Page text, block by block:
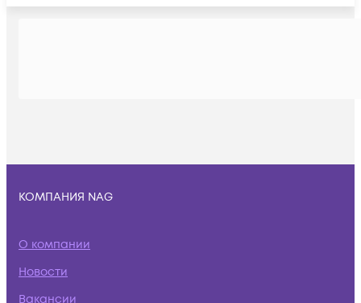
КОМПАНИЯ NAG
О компании
Новости
Вакансии